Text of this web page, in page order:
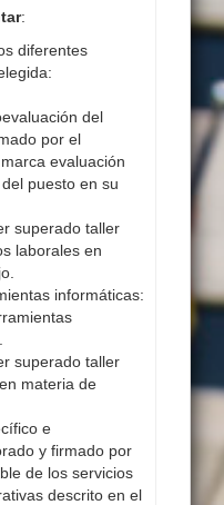
:
diferentes
del
por el
evaluación
puesto en su
superado taller
laborales en
informáticas:
superado taller
materia de
e
y firmado por
de los servicios
descrito en el